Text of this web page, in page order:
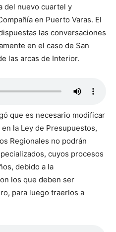
del nuevo cuartel y
en Puerto Varas. El
las conversaciones
en el caso de San
las arcas de Interior.
que es necesario modificar
la Ley de Presupuestos,
Regionales no podrán
cuyos procesos
debido a la
los que deben ser
para luego traerlos a